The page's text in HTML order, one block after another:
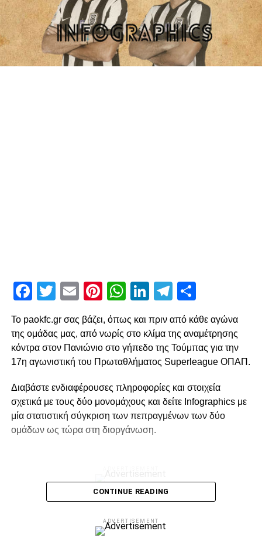
Facebook
Twitter
EmailPinterest
WhatsApp
LinkedIn
Telegram
Το paokfc.gr σας βάζει, όπως και πριν από κάθε αγώνα
της ομάδας μας, από νωρίς στο κλίμα της αναμέτρησης
κόντρα στον Πανιώνιο στο γήπεδο της Τούμπας για την
17η αγωνιστική του Πρωταθλήματος Superleague ΟΠΑΠ.
Διαβάστε ενδιαφέρουσες πληροφορίες και στοιχεία
σχετικά με τους δύο μονομάχους και δείτε Infographics με
μία στατιστική σύγκριση των πεπραγμένων των δύο
ομάδων ως τώρα στη διοργάνωση.
#53 αναμετρήσεις έχουν δώσει οι δύο ομάδες στην
CONTINUE READING
ADVERTISEMENT